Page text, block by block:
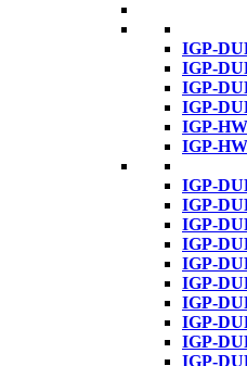
IGP-
IGP-
IGP-
IGP-
IGP-
IGP-
IGP-
IGP-
IGP-
IGP-
IGP-
IGP-
IGP-
IGP-
IGP-
IGP-